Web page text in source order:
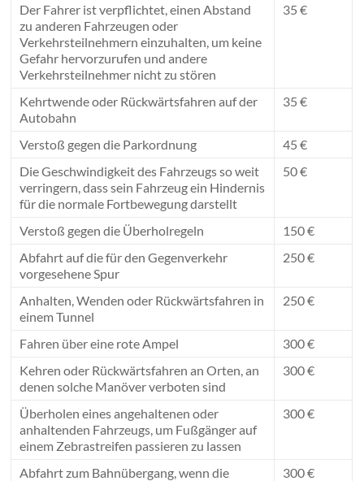
Der Fahrer ist verpflichtet, einen Abstand
zu anderen Fahrzeugen oder
Verkehrsteilnehmern einzuhalten, um keine
Gefahr hervorzurufen und andere
Verkehrsteilnehmer nicht zu stören
35 €
Kehrtwende oder Rückwärtsfahren auf der
Autobahn
35 €
Verstoß gegen die Parkordnung
45 €
Die Geschwindigkeit des Fahrzeugs so weit
verringern, dass sein Fahrzeug ein Hindernis
für die normale Fortbewegung darstellt
50 €
Verstoß gegen die Überholregeln
150 €
Abfahrt auf die für den Gegenverkehr
vorgesehene Spur
250 €
Anhalten, Wenden oder Rückwärtsfahren in
einem Tunnel
250 €
Fahren über eine rote Ampel
300 €
Kehren oder Rückwärtsfahren an Orten, an
denen solche Manöver verboten sind
300 €
Überholen eines angehaltenen oder
anhaltenden Fahrzeugs, um Fußgänger auf
einem Zebrastreifen passieren zu lassen
300 €
Abfahrt zum Bahnübergang, wenn die
300 €